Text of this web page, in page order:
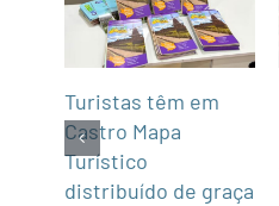
Turistas têm em
Castro Mapa
Turístico
distribuído de graça